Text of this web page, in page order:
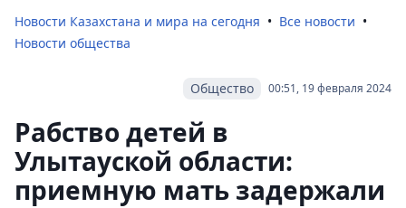
Новости Казахстана и мира на сегодня
Все новости
Новости общества
00:51, 19 февраля 2024
Общество
Рабство детей в
Улытауской области:
приемную мать задержали